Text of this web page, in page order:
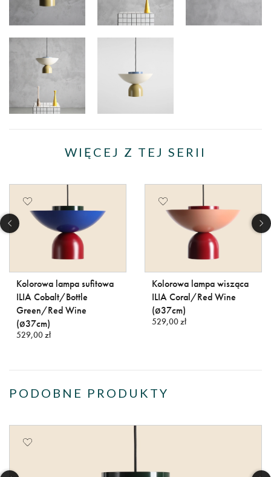
WIĘCEJ Z TEJ SERII
Kolorowa lampa sufitowa
ILIA Cobalt/Bottle
Green/Red Wine
(ø37cm)
529,00 zł
Kolorowa lampa wisząca
ILIA Coral/Red Wine
(ø37cm)
529,00 zł
PODOBNE PRODUKTY